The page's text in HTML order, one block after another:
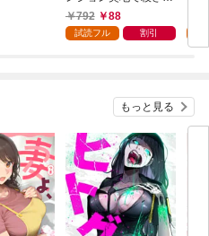
かけたがギフト『無限
ガチャ』でレベル９９
『ざまぁ！』します！
792 88
試読フル 割引
もっと見る